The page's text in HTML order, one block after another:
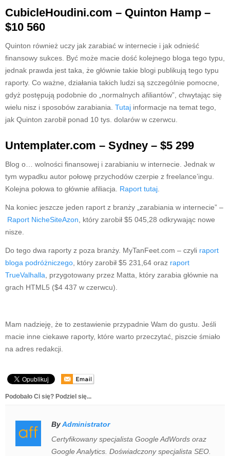
CubicleHoudini.com – Quinton Hamp –
$10 560
Quinton również uczy jak zarabiać w internecie i jak odnieść
finansowy sukces. Być może macie dość kolejnego bloga tego typu,
jednak prawda jest taka, że głównie takie blogi publikują tego typu
raporty. Co ważne, działania takich ludzi są szczególnie pomocne,
gdyż postępują podobnie do „normalnych afiliantów”, chwytając się
wielu nisz i sposobów zarabiania. Tutaj informacje na temat tego,
jak Quinton zarobił ponad 10 tys. dolarów w czerwcu.
Untemplater.com – Sydney – $5 299
Blog o… wolności finansowej i zarabianiu w internecie. Jednak w
tym wypadku autor połowę przychodów czerpie z freelance’ingu.
Kolejna połowa to głównie afiliacja. Raport tutaj
Na koniec jeszcze jeden raport z branży „zarabiania w internecie” –
Raport NicheSiteAzon , który zarobił $5 045,28 odkrywając nowe
nisze.
Do tego dwa raporty z poza branży. MyTanFeet.com – czyli raport
bloga podróżniczego , który zarobił $5 231,64 oraz raport
TrueValhalla , przygotowany przez Matta, który zarabia głównie na
grach HTML5 ($4 437 w czerwcu).
Mam nadzieję, że to zestawienie przypadnie Wam do gustu. Jeśli
macie inne ciekawe raporty, które warto przeczytać, piszcie śmiało
na adres redakcji.
Podobało Ci się? Podziel się...
ByAdministrator
Certyfikowany specjalista Google AdWords oraz
Google Analytics. Doświadczony specjalista SEO.